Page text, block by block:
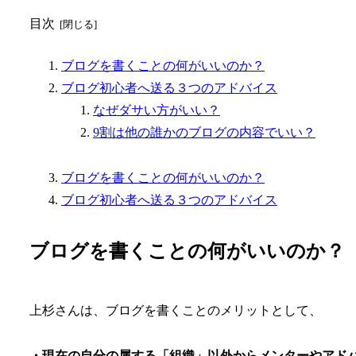
目次
ブログを書くことの何がいいのか？
ブログ初心者へ送る３つのアドバイス
なぜダサい方がいい？
9割は他の誰かのブログの内容でいい？
ブログを書くことの何がいいのか？
ブログ初心者へ送る３つのアドバイス
ブログを書くことの何がいいのか？
上杉さんは、ブログを書くことのメリットとして、